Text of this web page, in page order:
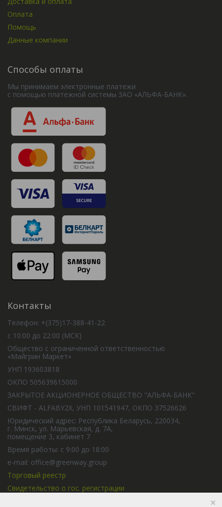
×
Оплата
Помощь
Данные компании
Способы оплаты
Мы принимаем электронные платежи
с помощью платежной системы ЗАО «АЛЬФА-БАНК».
Контакты
Телефон: +(375)17-388-41-22
с 10:00 до 22:00 (МСК)
Общество с ограниченной ответственностью
«Майгрин Маркет»
УНП 193603818
ОКПО 505639615000
ЗАКРЫТОЕ АКЦИОНЕРНОЕ ОБЩЕСТВО "АЛЬФА-БАНК"
СВИФТ - ALFABY2X, УНП 101541947, ОКПО 37526626
Юридический адрес: Республика Беларусь, 220034,
г. Минск, ул. Марьевская, д. 7А,
помещение 3, кабинет 7
Время работы: с 9:00 до 18:00
e-mail: office@greenway.group
Торговый реестр
Свидетельство о гос. регистрации